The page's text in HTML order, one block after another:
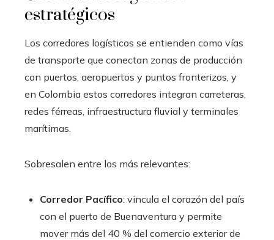
estratégicos
Los corredores logísticos se entienden como vías
de transporte que conectan zonas de producción
con puertos, aeropuertos y puntos fronterizos, y
en Colombia estos corredores integran carreteras,
redes férreas, infraestructura fluvial y terminales
marítimas.
Sobresalen entre los más relevantes:
Corredor Pacífico: vincula el corazón del país
con el puerto de Buenaventura y permite
mover más del 40 % del comercio exterior de